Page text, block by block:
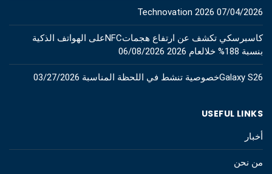
Technovation 2026 07/04/2026
كاسبرسكي تكشف عن ارتفاع هجماتNFCعلى الهواتف الذكية
بنسبة 188% خلالعام 2026
06/08/2026
Galaxy S26خصوصية تنشط في اللحظة المناسبة 03/27/2026
USEFUL LINKS
أخبار
من نحن